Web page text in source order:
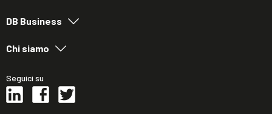
DB Business
Chi siamo
Seguici su